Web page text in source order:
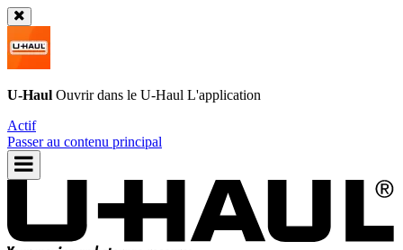
U-Haul Ouvrir dans le U-Haul L'application
Actif
Passer au contenu principal